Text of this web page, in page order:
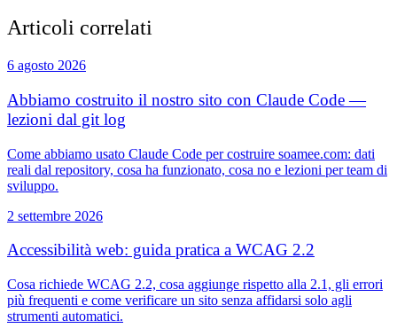
Articoli correlati
6 agosto 2026
Abbiamo costruito il nostro sito con Claude Code —
lezioni dal git log
Come abbiamo usato Claude Code per costruire soamee.com: dati
reali dal repository, cosa ha funzionato, cosa no e lezioni per team di
sviluppo.
2 settembre 2026
Accessibilità web: guida pratica a WCAG 2.2
Cosa richiede WCAG 2.2, cosa aggiunge rispetto alla 2.1, gli errori
più frequenti e come verificare un sito senza affidarsi solo agli
strumenti automatici.